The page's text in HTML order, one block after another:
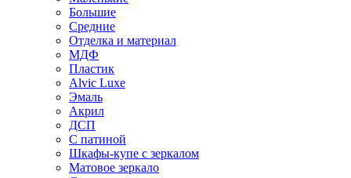
Большие
Средние
Отделка и материал
МДФ
Пластик
Alvic Luxe
Эмаль
Акрил
ДСП
С патиной
Шкафы-купе с зеркалом
Матовое зеркало